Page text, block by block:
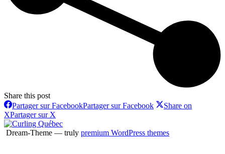
Share this post
Partager sur FacebookPartager sur Facebook
Share on
XPartager sur X
Dream-Theme — truly premium WordPress themes